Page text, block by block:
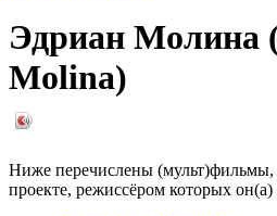
Эдриан Молина
Molina)
Ниже перечислены
проекте, режиссёром которых он(а)